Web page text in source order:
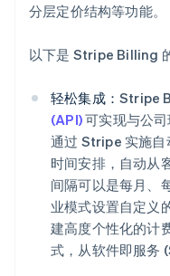
分层定价结构等功能。
以下是 Stripe Billing
轻松集成： Stripe
(API)可实现与公
通过 Stripe 实施自
时间安排，自动从
间隔可以是每月、
业模式设置自定义
建高度个性化的计
式，从软件即服务